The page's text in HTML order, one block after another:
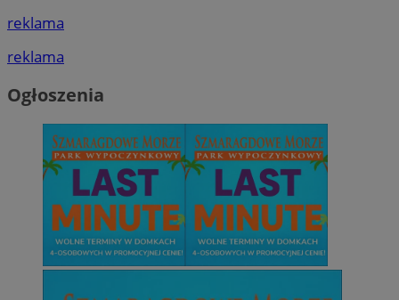
reklama
reklama
Ogłoszenia